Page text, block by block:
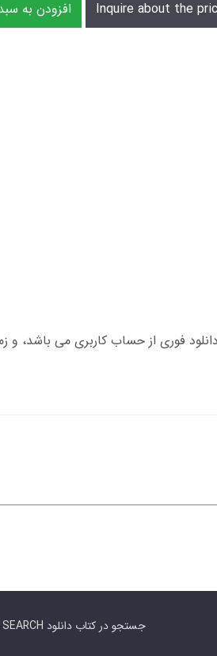
افزودن به Inquire about the
SEARCH جستجو در کتاب دانلود